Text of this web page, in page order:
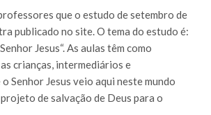
que o estudo de setembro de
publicado no site. O tema do estudo é:
Jesus“. As aulas têm como
crianças, intermediários e
Senhor Jesus veio aqui neste mundo
de salvação de Deus para o